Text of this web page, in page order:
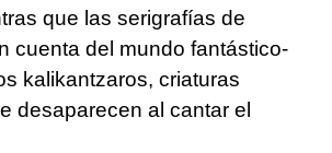
que las serigrafías de
cuenta del mundo fantástico-
kalikantzaros, criaturas
desaparecen al cantar el